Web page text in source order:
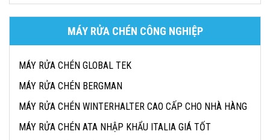
MÁY RỬA CHÉN CÔNG NGHIỆP
MÁY RỬA CHÉN GLOBAL TEK
MÁY RỬA CHÉN BERGMAN
MÁY RỬA CHÉN WINTERHALTER CAO CẤP CHO NHÀ HÀNG
MÁY RỬA CHÉN ATA NHẬP KHẨU ITALIA GIÁ TỐT